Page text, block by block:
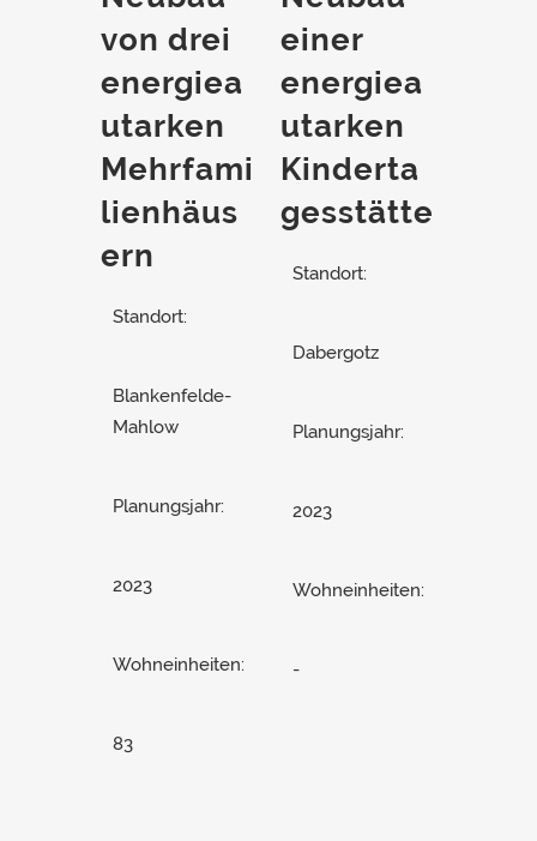
von drei
energiea
utarken
Mehrfami
lienhäus
ern
Standort:
Blankenfelde-
Mahlow
Planungsjahr:
2023
Wohneinheiten:
83
einer
energiea
utarken
Kinderta
gesstätte
Standort:
Dabergotz
Planungsjahr:
2023
Wohneinheiten:
-